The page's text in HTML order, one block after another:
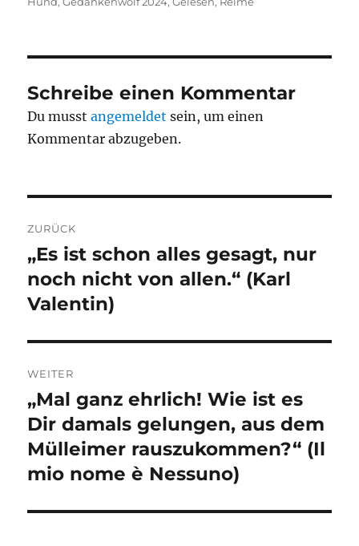
Schreibe einen Kommentar
Du musstangemeldet sein, um einen
Kommentar abzugeben.
ZURÜCK
Vorheriger
Beitrag:
„Es ist schon alles gesagt, nur
noch nicht von allen.“ (Karl
Valentin)
WEITER
Nächster
Beitrag:
„Mal ganz ehrlich! Wie ist es
Dir damals gelungen, aus dem
Mülleimer rauszukommen?“ (Il
mio nome è Nessuno)